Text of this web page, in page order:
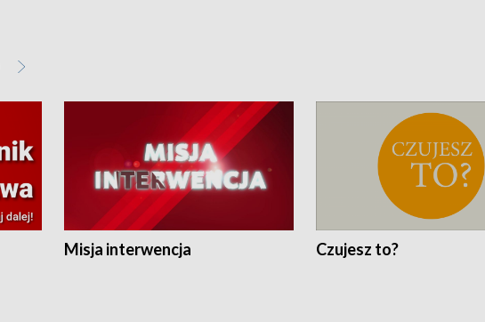
Misja interwencja Czujesz to?